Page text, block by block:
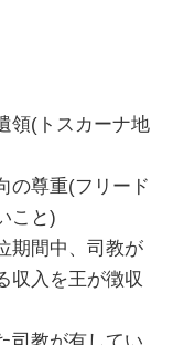
領(トスカーナ地
の尊重(フリード
こと)
期間中、司教が
収入を王が徴収